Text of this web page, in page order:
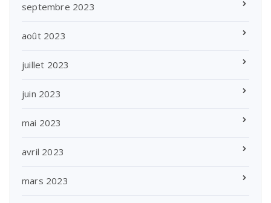
septembre 2023
août 2023
juillet 2023
juin 2023
mai 2023
avril 2023
mars 2023